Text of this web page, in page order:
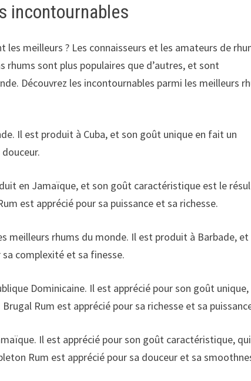
incontournables
meilleurs ? Les connaisseurs et les amateurs de
rhums sont plus populaires que d’autres, et sont
Découvrez les incontournables parmi les meilleurs
Il est produit à Cuba, et son goût unique en fait un
en Jamaïque, et son goût caractéristique est le
est apprécié pour sa puissance et sa richesse.
meilleurs rhums du monde. Il est produit à Barbade, et
complexité et sa finesse.
Dominicaine. Il est apprécié pour son goût unique,
Rum est apprécié pour sa richesse et sa
Il est apprécié pour son goût caractéristique,
Rum est apprécié pour sa douceur et sa